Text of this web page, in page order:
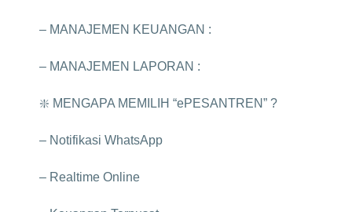
– MANAJEMEN KEUANGAN :
– MANAJEMEN LAPORAN :
❇️ MENGAPA MEMILIH “ePESANTREN” ?
– Notifikasi WhatsApp
– Realtime Online